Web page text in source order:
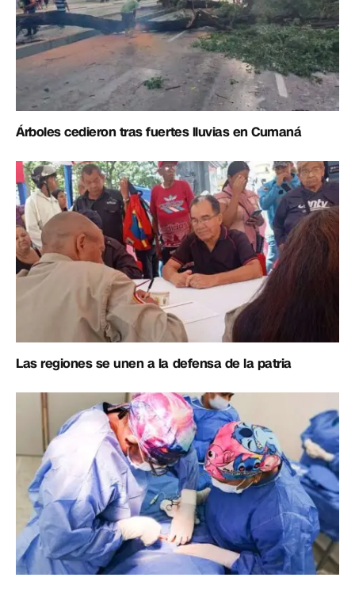
Árboles cedieron tras fuertes lluvias en Cumaná
Las regiones se unen a la defensa de la patria